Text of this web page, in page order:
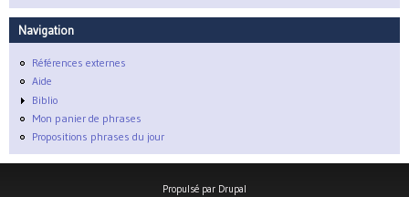
Navigation
Références externes
Aide
Biblio
Mon panier de phrases
Propositions phrases du jour
Propulsé par Drupal